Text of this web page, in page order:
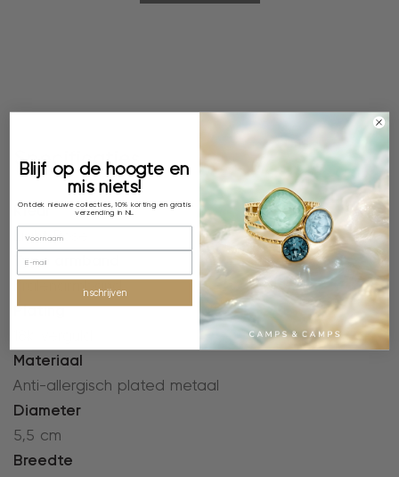
Specificaties
Kleur
Light Rose
Type armband
Kralenarmband
Plating
Materiaal
Anti-allergisch plated metaal
Diameter
5,5 cm
Breedte
Blijf op de hoogte en
mis niets!
Ontdek nieuwe collecties, 10% korting en gratis
verzending in NL
inschrijven